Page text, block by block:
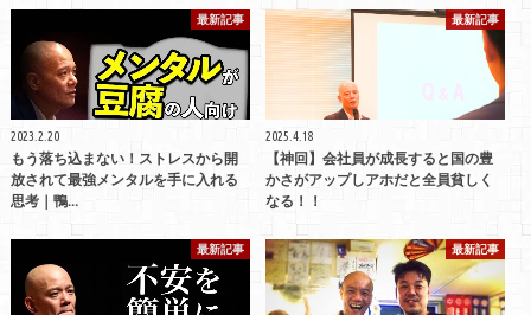
最新記事
2023.2.20
もう落ち込まない！ストレスから開
放されて最強メンタルを手に入れる
思考｜鴨…
最新記事
2025.4.18
【神回】会社員が成長すると国の豊
かさがアップしアホだと全員貧しく
なる！！
最新記事 最新記事